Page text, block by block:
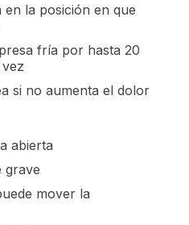
en la posición en que
fría por hasta 20
si no aumenta el dolor
abierta
grave
mover la